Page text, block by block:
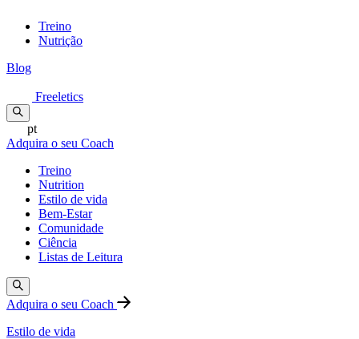
Treino
Nutrição
Blog
Freeletics
pt
Adquira o seu Coach
Treino
Nutrition
Estilo de vida
Bem-Estar
Comunidade
Ciência
Listas de Leitura
Adquira o seu Coach
Estilo de vida